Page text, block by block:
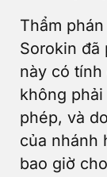
Thẩm
Sorokin đã
này có
không
phép, và
của nhánh
bao giờ